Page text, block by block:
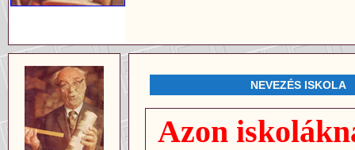
NEVEZÉS ISKOLA
Azon